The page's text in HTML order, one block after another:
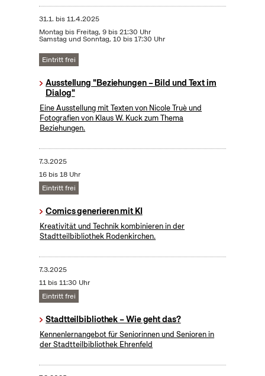
31.1. bis11.4.2025
Montag bis Freitag, 9 bis 21:30 Uhr
Samstag und Sonntag, 10 bis 17:30 Uhr
Eintritt frei
Ausstellung "Beziehungen – Bild und Text im
Dialog"
Eine Ausstellung mit Texten von Nicole Truè und
Fotografien von Klaus W. Kuck zum Thema
Beziehungen.
7.3.2025
16 bis 18 Uhr
Eintritt frei
Comics generieren mit KI
Kreativität und Technik kombinieren in der
Stadtteilbibliothek Rodenkirchen.
7.3.2025
11 bis 11:30 Uhr
Eintritt frei
Stadtteilbibliothek – Wie geht das?
Kennenlernangebot für Seniorinnen und Senioren in
der Stadtteilbibliothek Ehrenfeld